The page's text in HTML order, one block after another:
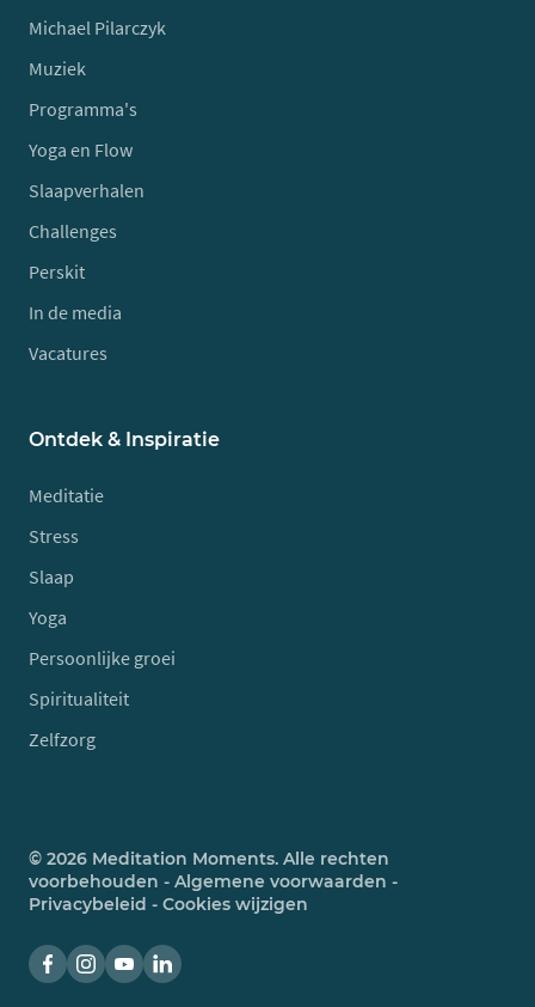
Michael Pilarczyk
Muziek
Programma's
Yoga en Flow
Slaapverhalen
Challenges
Perskit
In de media
Vacatures
Ontdek & Inspiratie
Meditatie
Stress
Slaap
Yoga
Persoonlijke groei
Spiritualiteit
Zelfzorg
© 2026 Meditation Moments. Alle rechten
voorbehouden - Algemene voorwaarden -
Privacybeleid - Cookies wijzigen